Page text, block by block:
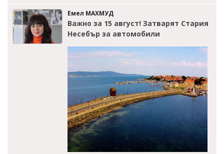
Емел МАХМУД
Важно за 15 август! Затварят Стария
Несебър за автомобили